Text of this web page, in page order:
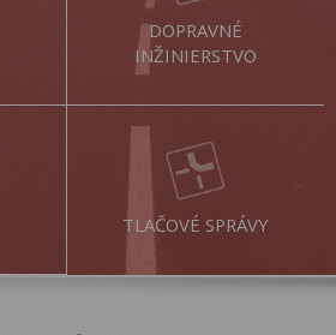
DOPRAVNÉ
INŽINIERSTVO
TLAČOVÉ SPRÁVY